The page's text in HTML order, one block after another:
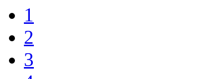
1
2
3